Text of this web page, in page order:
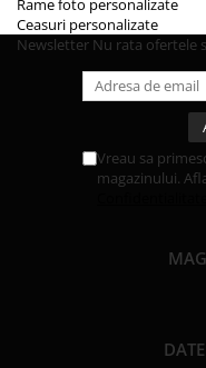
Rame foto personalizate
Ceasuri personalizate
Newsletter Nu rata ofertele
Vreau sa
magazinului.